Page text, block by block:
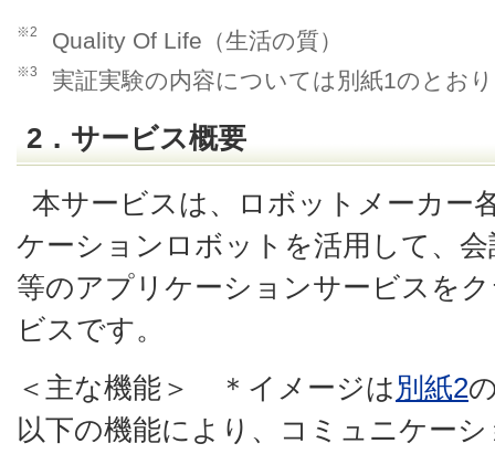
※2 Quality Of Life（生活の質）
※3 実証実験の内容については別紙1のとおり
2．サービス概要
本サービスは、ロボットメーカー
ケーションロボットを活用して、
等のアプリケーションサービスを
ビスです。
＜主な機能＞ ＊イメージは 別紙2
以下の機能により、コミュニケー